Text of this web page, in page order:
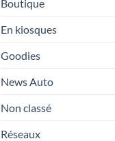
Boutique
En kiosques
Goodies
News Auto
Non classé
Réseaux